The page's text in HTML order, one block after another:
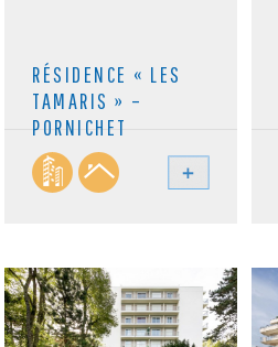
RÉSIDENCE « LES
TAMARIS » –
PORNICHET